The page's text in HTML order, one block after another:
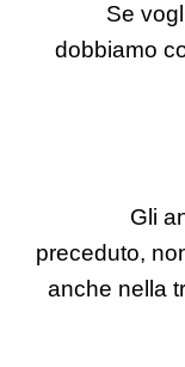
Se
dobbiamo
Gli
preceduto,
anche nella